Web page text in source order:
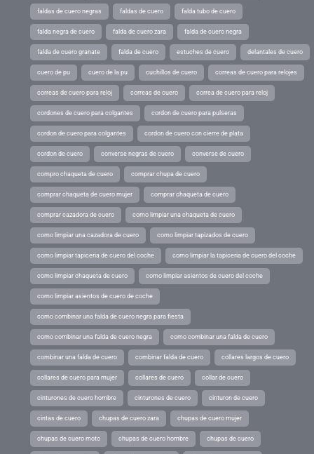
faldas de cuero negras faldas de cuero falda tubo de cuero
falda negra de cuero falda de cuero zara falda de cuero negra
falda de cuero granate falda de cuero estuches de cuero delantales de cuero
cuero de pu cuero de la pu cuchillos de cuero correas de cuero para relojes
correas de cuero para reloj correas de cuero correa de cuero para reloj
cordones de cuero para colgantes cordon de cuero para pulseras
cordon de cuero para colgantes cordon de cuero con cierre de plata
cordon de cuero converse negras de cuero converse de cuero
compro chaqueta de cuero comprar chupa de cuero
comprar chaqueta de cuero mujer comprar chaqueta de cuero
comprar cazadora de cuero como limpiar una chaqueta de cuero
como limpiar una cazadora de cuero como limpiar tapizados de cuero
como limpiar tapiceria de cuero del coche como limpiar la tapiceria de cuero del coche
como limpiar chaqueta de cuero como limpiar asientos de cuero del coche
como limpiar asientos de cuero de coche
como combinar una falda de cuero negra para fiesta
como combinar una falda de cuero negra como combinar una falda de cuero
combinar una falda de cuero combinar falda de cuero collares largos de cuero
collares de cuero para mujer collares de cuero collar de cuero
cinturones de cuero hombre cinturones de cuero cinturon de cuero
cintas de cuero chupas de cuero zara chupas de cuero mujer
chupas de cuero moto chupas de cuero hombre chupas de cuero